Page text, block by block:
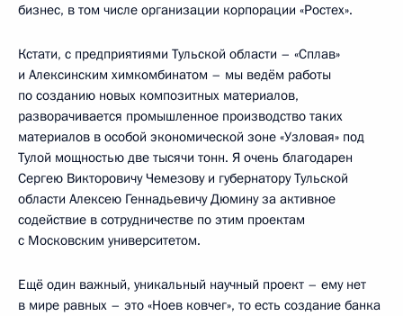
бизнес, в том числе организации корпорации «Ростех».
Кстати, с предприятиями Тульской области – «Сплав»
и Алексинским химкомбинатом – мы ведём работы
по созданию новых композитных материалов,
разворачивается промышленное производство таких
материалов в особой экономической зоне «Узловая» под
Тулой мощностью две тысячи тонн. Я очень благодарен
Сергею Викторовичу Чемезову и губернатору Тульской
области Алексею Геннадьевичу Дюмину за активное
содействие в сотрудничестве по этим проектам
с Московским университетом.
Ещё один важный, уникальный научный проект – ему нет
в мире равных – это «Ноев ковчег», то есть создание банка